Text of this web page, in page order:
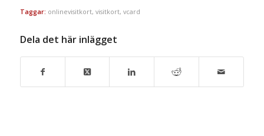
Taggar: onlinevisitkort, visitkort, vcard
Dela det här inlägget